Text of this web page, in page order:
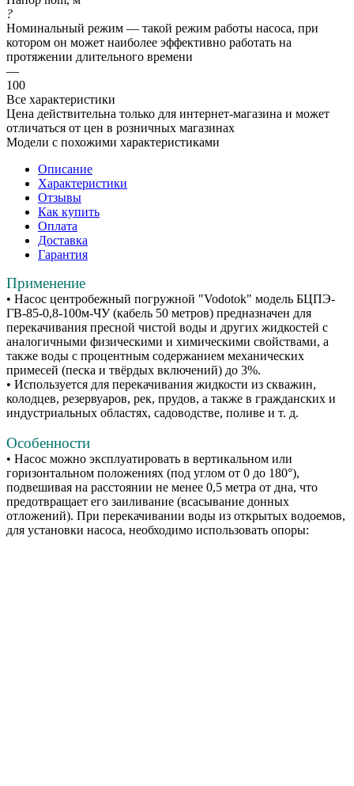
?
Номинальный режим — такой режим работы насоса, при
котором он может наиболее эффективно работать на
протяжении длительного времени
—
100
Все характеристики
Цена действительна только для интернет-магазина и может
отличаться от цен в розничных магазинах
Модели с похожими характеристиками
Описание
Характеристики
Отзывы
Как купить
Оплата
Доставка
Гарантия
Применение
• Насос центробежный погружной "Vodotok" модель БЦПЭ-
ГВ-85-0,8-100м-ЧУ (кабель 50 метров) предназначен для
перекачивания пресной чистой воды и других жидкостей с
аналогичными физическими и химическими свойствами, а
также воды с процентным содержанием механических
примесей (песка и твёрдых включений) до 3%.
• Используется для перекачивания жидкости из скважин,
колодцев, резервуаров, рек, прудов, а также в гражданских и
индустриальных областях, садоводстве, поливе и т. д.
Особенности
• Насос можно эксплуатировать в вертикальном или
горизонтальном положениях (под углом от 0 до 180°),
подвешивая на расстоянии не менее 0,5 метра от дна, что
предотвращает его заиливание (всасывание донных
отложений). При перекачивании воды из открытых водоемов,
для установки насоса, необходимо использовать опоры: